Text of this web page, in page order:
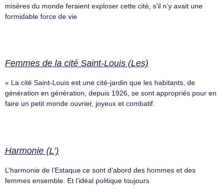
misères du monde feraient exploser cette cité, s’il n’y avait une
formidable force de vie
Femmes de la cité Saint-Louis (Les)
« La cité Saint-Louis est une cité-jardin que les habitants, de
génération en génération, depuis 1926, se sont appropriés pour en
faire un petit monde ouvrier, joyeux et combatif.
Harmonie (L’)
L’harmonie de l’Estaque ce sont d’abord des hommes et des
femmes ensemble. Et l’idéal politique toujours